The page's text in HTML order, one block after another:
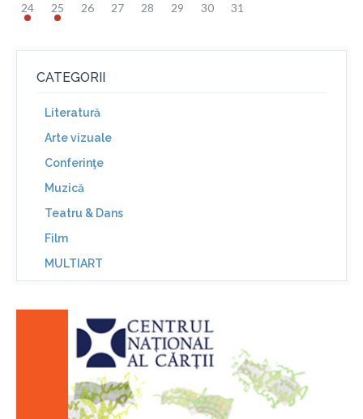
24 25 26 27 28 29 30 31
CATEGORII
Literatură
Arte vizuale
Conferinţe
Muzică
Teatru & Dans
Film
MULTIART